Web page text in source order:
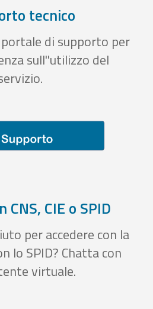
tecnico
di supporto per
sull''utilizzo del
CNS, CIE o SPID
per accedere con la
lo SPID? Chatta con
virtuale.